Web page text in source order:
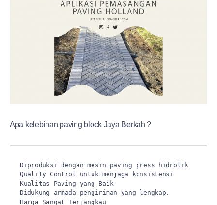
Apa kelebihan paving block Jaya Berkah ?
Diproduksi dengan mesin paving press hidrolik
Quality Control untuk menjaga konsistensi
Kualitas Paving yang Baik
Didukung armada pengiriman yang lengkap.
Harga Sangat Terjangkau